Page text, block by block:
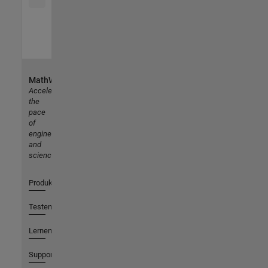
MathWorks
Accelerating
the
pace
of
engineering
and
science
Produkte
Testen oder Kaufen
Lernen
Support